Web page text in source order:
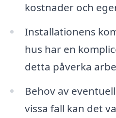
kostnader och
Installationens
hus har en
detta påverka
Behov av
vissa fall kan det